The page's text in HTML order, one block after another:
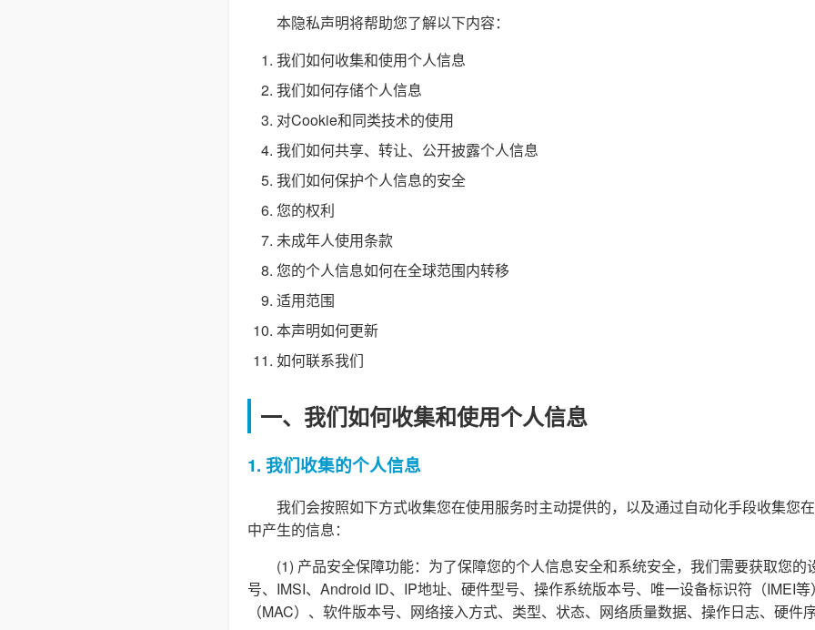
本隐私声明将帮助您了解以下内容：
我们如何收集和使用个人信息
我们如何存储个人信息
对Cookie和同类技术的使用
我们如何共享、转让、公开披露个人信息
我们如何保护个人信息的安全
您的权利
未成年人使用条款
您的个人信息如何在全球范围内转移
适用范围
本声明如何更新
如何联系我们
一、我们如何收集和使用个人信息
1. 我们收集的个人信息
我们会按照如下方式收集您在使用服务时主动提供的，以及通过自动化手段收集您
中产生的信息：
(1) 产品安全保障功能：为了保障您的个人信息安全和系统安全，我们需要获取您的
号、IMSI、Android ID、IP地址、硬件型号、操作系统版本号、唯一设备标识符（IMEI
（MAC）、软件版本号、网络接入方式、类型、状态、网络质量数据、操作日志、硬件